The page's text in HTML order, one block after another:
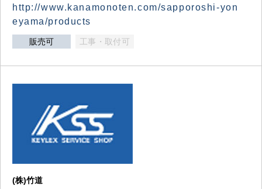
http://www.kanamonoten.com/sapporoshi-yon
eyama/products
販売可 工事・取付可
(株)竹道